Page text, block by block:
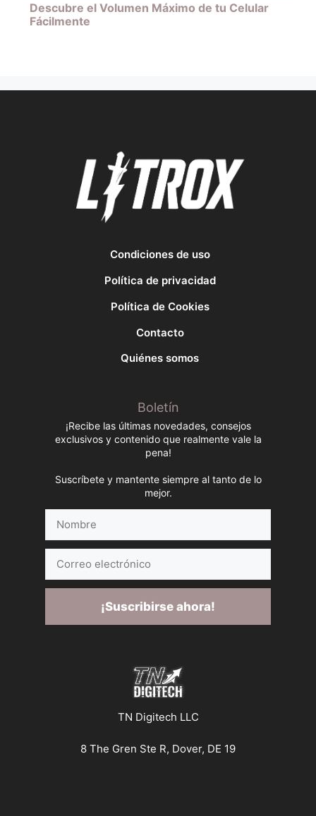
Descubre el Volumen Máximo de tu Celular
Fácilmente
Condiciones de uso
Política de privacidad
Política de Cookies
Contacto
Quiénes somos
Boletín
¡Recibe las últimas novedades, consejos
exclusivos y contenido que realmente vale la
pena!
Suscríbete y mantente siempre al tanto de lo
mejor.
electrónico
¡Suscribirse ahora!
TN Digitech LLC
8 The Gren Ste R, Dover, DE 19